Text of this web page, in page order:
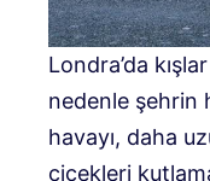
Londra’da
nedenle şehrin
havayı, daha
çiçekleri